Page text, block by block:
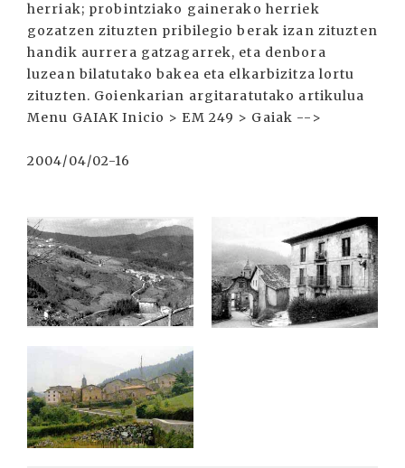
herriak; probintziako gainerako herriek
gozatzen zituzten pribilegio berak izan zituzten
handik aurrera gatzagarrek, eta denbora
luzean bilatutako bakea eta elkarbizitza lortu
zituzten. Goienkarian argitaratutako artikulua
Menu GAIAK Inicio > EM 249 > Gaiak -->
2004/04/02-16